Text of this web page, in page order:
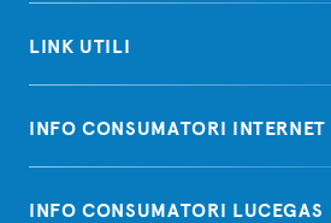
LINK UTILI
INFO CONSUMATORI INTERNET
INFO CONSUMATORI LUCEGAS